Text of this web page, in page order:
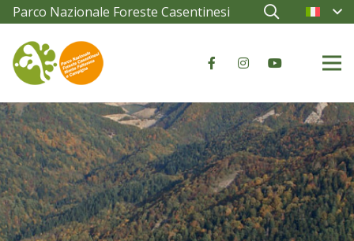
Parco Nazionale Foreste Casentinesi